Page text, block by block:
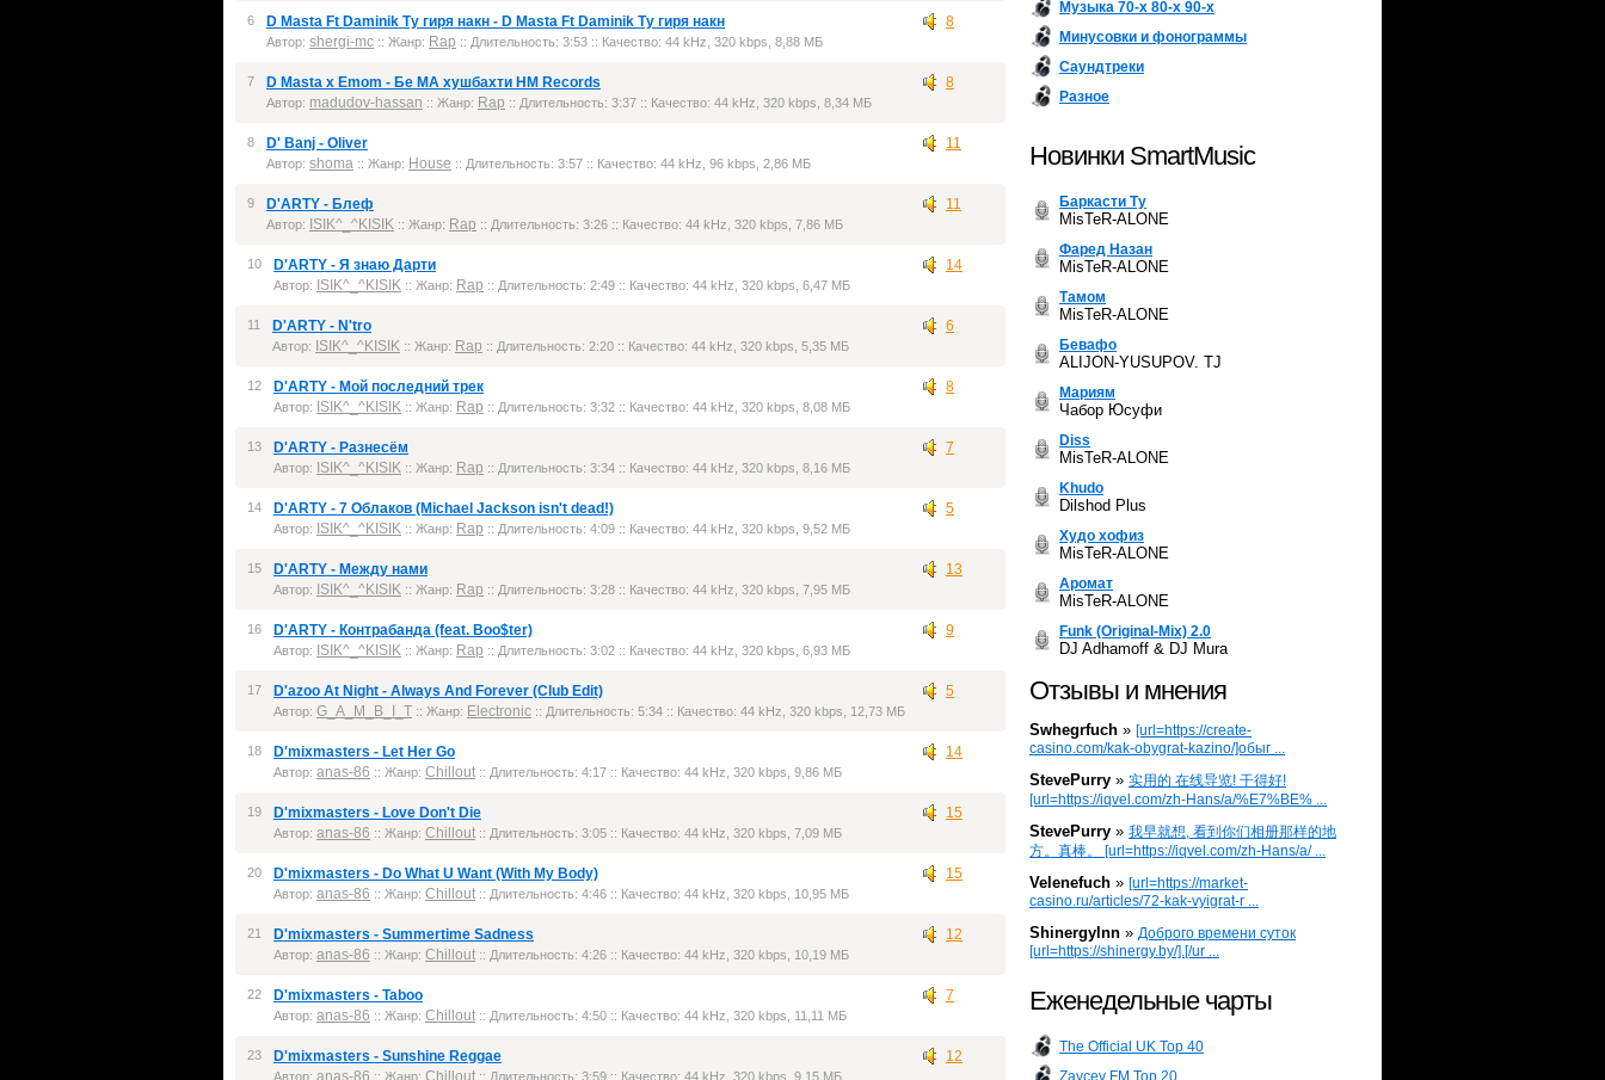
8
6 D Masta Ft Daminik Ту гиря накн - D Masta Ft Daminik Ту гиря накн
Автор: shergi-mc :: Жанр: Rap :: Длительность: 3:53 :: Качество: 44 kHz, 320 kbps, 8,88 МБ
8
7 D Masta x Emom - Бе МА хушбахти HM Records
Автор: madudov-hassan :: Жанр: Rap :: Длительность: 3:37 :: Качество: 44 kHz, 320 kbps, 8,34 МБ
11
8 D' Banj - Oliver
Автор: shoma :: Жанр: House :: Длительность: 3:57 :: Качество: 44 kHz, 96 kbps, 2,86 МБ
11
9 D'ARTY - Блеф
Автор: ISIK^_^KISIK :: Жанр: Rap :: Длительность: 3:26 :: Качество: 44 kHz, 320 kbps, 7,86 МБ
14
10 D'ARTY - Я знаю Дарти
Автор: ISIK^_^KISIK :: Жанр: Rap :: Длительность: 2:49 :: Качество: 44 kHz, 320 kbps, 6,47 МБ
6
11 D'ARTY - N'tro
Автор: ISIK^_^KISIK :: Жанр: Rap :: Длительность: 2:20 :: Качество: 44 kHz, 320 kbps, 5,35 МБ
8
12 D'ARTY - Мой последний трек
Автор: ISIK^_^KISIK :: Жанр: Rap :: Длительность: 3:32 :: Качество: 44 kHz, 320 kbps, 8,08 МБ
7
13 D'ARTY - Разнесём
Автор: ISIK^_^KISIK :: Жанр: Rap :: Длительность: 3:34 :: Качество: 44 kHz, 320 kbps, 8,16 МБ
5
14 D'ARTY - 7 Облаков (Michael Jackson isn't dead!)
Автор: ISIK^_^KISIK :: Жанр: Rap :: Длительность: 4:09 :: Качество: 44 kHz, 320 kbps, 9,52 МБ
13
15 D'ARTY - Между нами
Автор: ISIK^_^KISIK :: Жанр: Rap :: Длительность: 3:28 :: Качество: 44 kHz, 320 kbps, 7,95 МБ
9
16 D'ARTY - Контрабанда (feat. Boo$ter)
Автор: ISIK^_^KISIK :: Жанр: Rap :: Длительность: 3:02 :: Качество: 44 kHz, 320 kbps, 6,93 МБ
5
17 D'azoo At Night - Always And Forever (Club Edit)
Автор: G_A_M_B_I_T :: Жанр: Electronic :: Длительность: 5:34 :: Качество: 44 kHz, 320 kbps, 12,73 МБ
14
18 D'mixmasters - Let Her Go
Автор: anas-86 :: Жанр: Chillout :: Длительность: 4:17 :: Качество: 44 kHz, 320 kbps, 9,86 МБ
15
19 D'mixmasters - Love Don't Die
Автор: anas-86 :: Жанр: Chillout :: Длительность: 3:05 :: Качество: 44 kHz, 320 kbps, 7,09 МБ
15
20 D'mixmasters - Do What U Want (With My Body)
Автор: anas-86 :: Жанр: Chillout :: Длительность: 4:46 :: Качество: 44 kHz, 320 kbps, 10,95 МБ
12
21 D'mixmasters - Summertime Sadness
Автор: anas-86 :: Жанр: Chillout :: Длительность: 4:26 :: Качество: 44 kHz, 320 kbps, 10,19 МБ
7
22 D'mixmasters - Taboo
Автор: anas-86 :: Жанр: Chillout :: Длительность: 4:50 :: Качество: 44 kHz, 320 kbps, 11,11 МБ
12
23 D'mixmasters - Sunshine Reggae
Автор: anas-86 :: Жанр: Chillout :: Длительность: 3:59 :: Качество: 44 kHz, 320 kbps, 9,15 МБ
Музыка 70-х 80-х 90-х
Минусовки и фонограммы
Саундтреки
Разное
Новинки SmartMusic
Баркасти Ту
MisTeR-ALONE
Фаред Назан
MisTeR-ALONE
Тамом
MisTeR-ALONE
Бевафо
ALIJON-YUSUPOV. TJ
Мариям
Чабор Юсуфи
Diss
MisTeR-ALONE
Khudo
Dilshod Plus
Худо хофиз
MisTeR-ALONE
Аромат
MisTeR-ALONE
Funk (Original-Mix) 2.0
DJ Adhamoff & DJ Mura
Отзывы и мнения
Swhegrfuch » [url=https://create-
casino.com/kak-obygrat-kazino/]обыг ...
StevePurry » 实用的 在线导览! 干得好!
[url=https://iqvel.com/zh-Hans/a/%E7%BE% ...
StevePurry » 我早就想, 看到你们相册那样的地
方。真棒。 [url=https://iqvel.com/zh-Hans/a/ ...
Velenefuch » [url=https://market-
casino.ru/articles/72-kak-vyigrat-r ...
Shinergylnn » Доброго времени суток
[url=https://shinergy.by/].[/ur ...
Еженедельные чарты
The Official UK Top 40
Zaycev FM Top 20